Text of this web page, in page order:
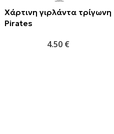
Χάρτινη γιρλάντα τρίγωνη
Pirates
4.50 €